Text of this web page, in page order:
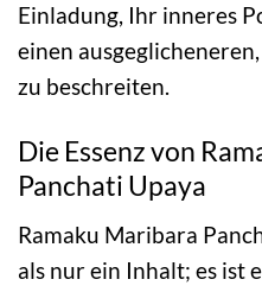
Einladung, Ihr inneres
einen
zu beschreiten.
Die Essenz von
Panchati Upaya
Ramaku Maribara
als nur ein Inhalt; es ist